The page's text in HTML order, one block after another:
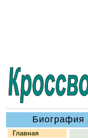
Биография
Главная